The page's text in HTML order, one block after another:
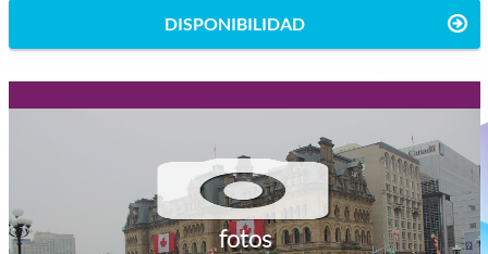
DISPONIBILIDAD
fotos